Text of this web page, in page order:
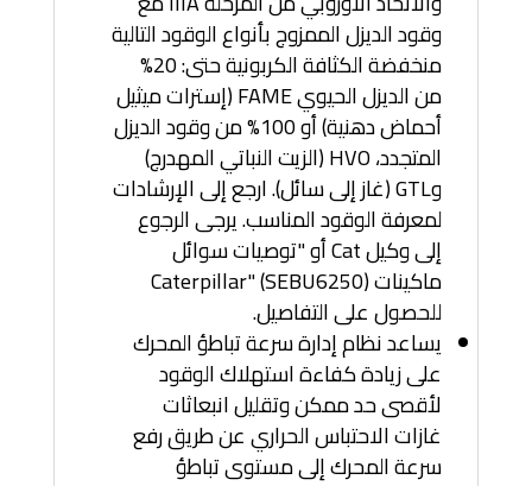
وقود الديزل الممزوج بأنواع الوقود التالية
منخفضة الكثافة الكربونية حتى: 20%
من الديزل الحيوي FAME (إسترات ميثيل
أحماض دهنية) أو 100% من وقود الديزل
المتجدد، HVO (الزيت النباتي المهدرج)
وGTL (غاز إلى سائل). ارجع إلى الإرشادات
لمعرفة الوقود المناسب. يرجى الرجوع
إلى وكيل Cat أو "توصيات سوائل
ماكينات Caterpillar" (SEBU6250)
للحصول على التفاصيل.
يساعد نظام إدارة سرعة تباطؤ المحرك
على زيادة كفاءة استهلاك الوقود
لأقصى حد ممكن وتقليل انبعاثات
غازات الاحتباس الحراري عن طريق رفع
سرعة المحرك إلى مستوى تباطؤ